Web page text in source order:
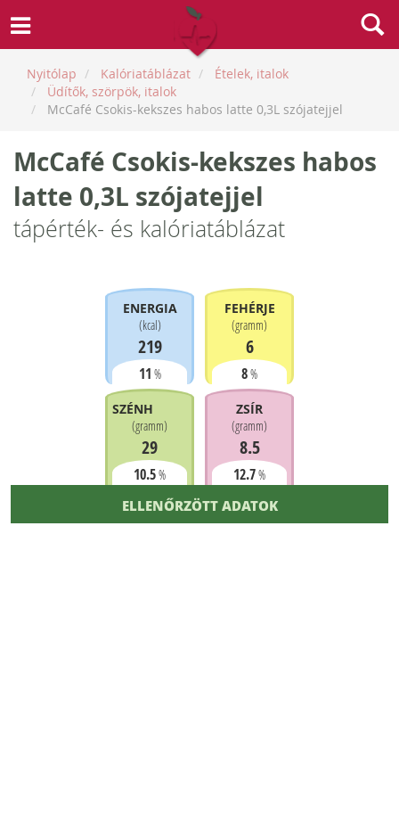
Nyitólap Kalóriatáblázat
Ételek, italok
Üdítők, szörpök, italok
McCafé Csokis-kekszes habos latte 0,3L szójatejjel
McCafé Csokis-kekszes habos
latte 0,3L szójatejjel
tápérték- és kalóriatáblázat
ENERGIA
(kcal)
219
11 %
FEHÉRJE
(gramm)
6
8%
SZÉNHIDRÁT
(gramm)
29
10.5%
ZSÍR
(gramm)
8.5
12.7%
ELLENŐRZÖTT ADATOK